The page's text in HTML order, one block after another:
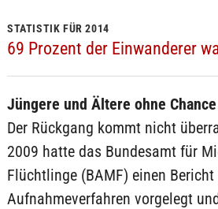
STATISTIK FÜR 2014
69 Prozent der Einwanderer
Jüngere und Ältere ohne Chance
Der Rückgang kommt nicht
2009 hatte das Bundesamt für
Flüchtlinge (BAMF) einen Bericht
Aufnahmeverfahren vorgelegt